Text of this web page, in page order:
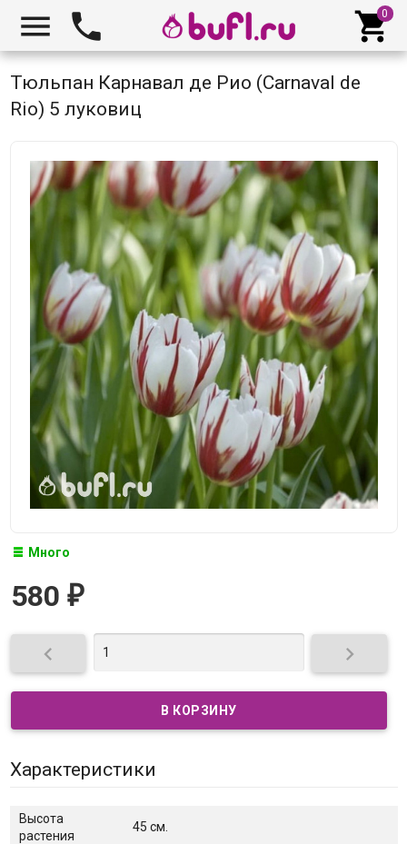
  
Тюльпан Карнавал де Рио (Carnaval de
Rio) 5 луковиц
Много
580 ₽
 
Характеристики
Высота
растения
45 см.